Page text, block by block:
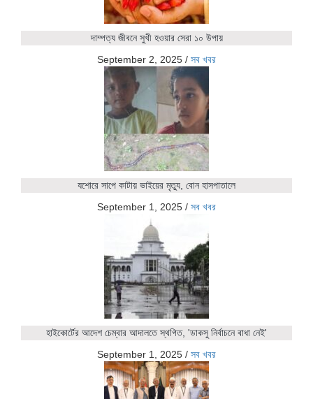
দাম্পত্য জীবনে সুখী হওয়ার সেরা ১০ উপায়
September 2, 2025 / সব খবর
যশোরে সাপে কাটায় ভাইয়ের মৃত্যু, বোন হাসপাতালে
September 1, 2025 / সব খবর
হাইকোর্টের আদেশ চেম্বার আদালতে স্থগিত, 'ডাকসু নির্বাচনে বাধা নেই'
September 1, 2025 / সব খবর